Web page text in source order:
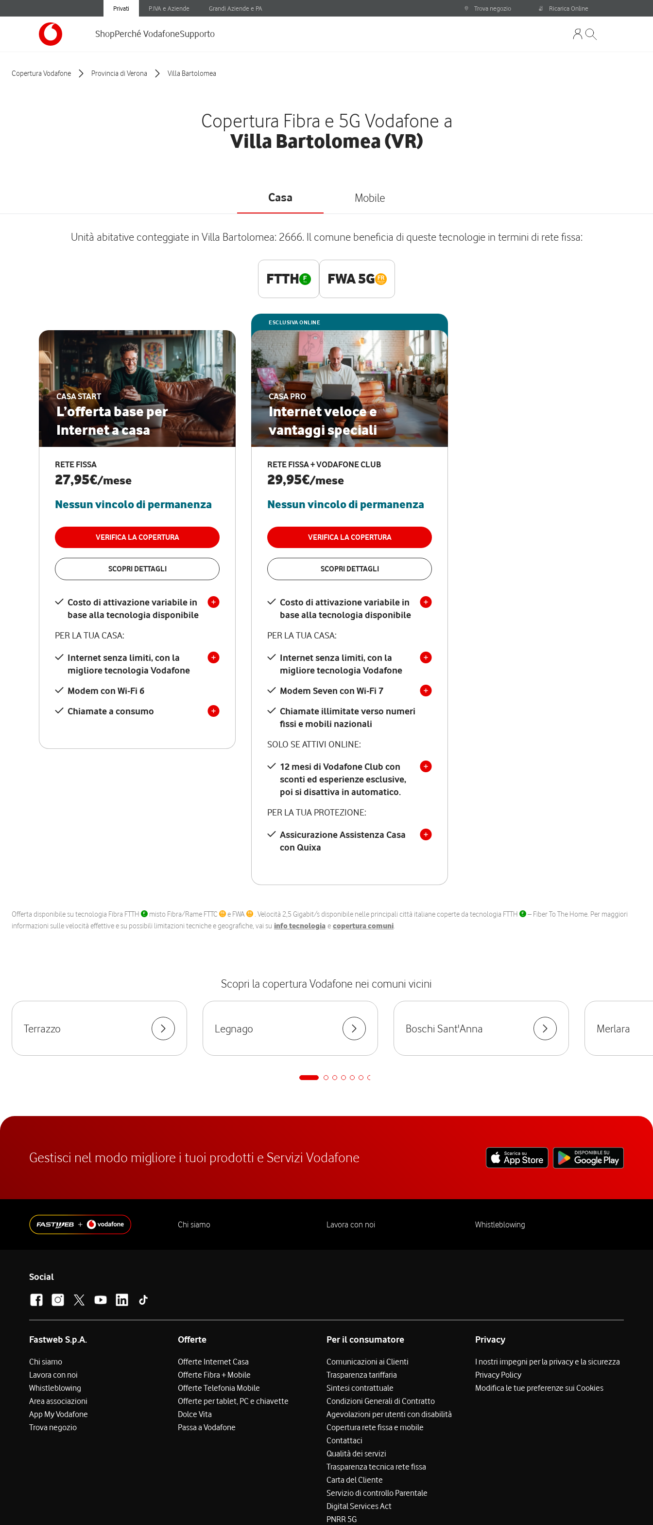
Privati P.IVA e Aziende Grandi Aziende e PA Trova negozio Ricarica Online
ShopPerché VodafoneSupporto
Copertura Vodafone Provincia di Verona Villa Bartolomea
Copertura Fibra e 5G Vodafone a
Villa Bartolomea (VR)
Casa Mobile
Unità abitative conteggiate in Villa Bartolomea: 2666. Il comune beneficia di queste tecnologie in termini di rete fissa:
FTTH FWA 5G
CASA START
L’offerta base per
Internet a casa
RETE FISSA
27,95€/mese
Nessun vincolo di permanenza
VERIFICA LA COPERTURA
SCOPRI DETTAGLI
Costo di attivazione variabile in
base alla tecnologia disponibile
PER LA TUA CASA:
Internet senza limiti, con la
migliore tecnologia Vodafone
Modem con Wi-Fi 6
Chiamate a consumo
ESCLUSIVA ONLINE
CASA PRO
Internet veloce e
vantaggi speciali
RETE FISSA + VODAFONE CLUB
29,95€/mese
Nessun vincolo di permanenza
VERIFICA LA COPERTURA
SCOPRI DETTAGLI
Costo di attivazione variabile in
base alla tecnologia disponibile
PER LA TUA CASA:
Internet senza limiti, con la
migliore tecnologia Vodafone
Modem Seven con Wi-Fi 7
Chiamate illimitate verso numeri
fissi e mobili nazionali
SOLO SE ATTIVI ONLINE:
12 mesi di Vodafone Club con
sconti ed esperienze esclusive,
poi si disattiva in automatico.
PER LA TUA PROTEZIONE:
Assicurazione Assistenza Casa
con Quixa
Offerta disponibile su tecnologia Fibra FTTH misto Fibra/Rame FTTC e FWA . Velocità 2,5 Gigabit/s disponibile nelle principali città italiane coperte da tecnologia FTTH
– Fiber To The Home. Per maggiori
informazioni sulle velocità effettive e su possibili limitazioni tecniche e geografiche, vai su info tecnologia e copertura comuni.
Scopri la copertura Vodafone nei comuni vicini
Terrazzo Legnago Boschi Sant'Anna Merlara
Gestisci nel modo migliore i tuoi prodotti e Servizi Vodafone
Chi siamo Lavora con noi Whistleblowing
Social
Fastweb S.p.A.
Chi siamo
Lavora con noi
Whistleblowing
Area associazioni
App My Vodafone
Trova negozio
Offerte
Offerte Internet Casa
Offerte Fibra + Mobile
Offerte Telefonia Mobile
Offerte per tablet, PC e chiavette
Dolce Vita
Passa a Vodafone
Per il consumatore
Comunicazioni ai Clienti
Trasparenza tariffaria
Sintesi contrattuale
Condizioni Generali di Contratto
Agevolazioni per utenti con disabilità
Copertura rete fissa e mobile
Contattaci
Qualità dei servizi
Trasparenza tecnica rete fissa
Carta del Cliente
Servizio di controllo Parentale
Digital Services Act
PNRR 5G
Privacy
I nostri impegni per la privacy e la sicurezza
Privacy Policy
Modifica le tue preferenze sui Cookies